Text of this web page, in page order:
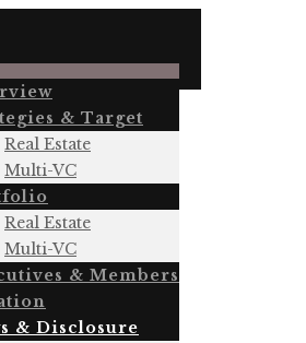
& Target
Real Estate
Multi-VC
Real Estate
Multi-VC
& Members
& Disclosure